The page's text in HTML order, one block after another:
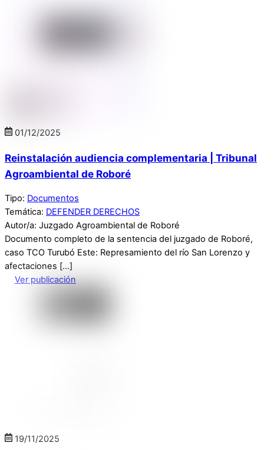
01/12/2025
Reinstalación audiencia complementaria | Tribunal
Agroambiental de Roboré
Tipo: Documentos
Temática: DEFENDER DERECHOS
Autor/a: Juzgado Agroambiental de Roboré
Documento completo de la sentencia del juzgado de Roboré,
caso TCO Turubó Este: Represamiento del río San Lorenzo y
afectaciones […]
Ver publicación
19/11/2025